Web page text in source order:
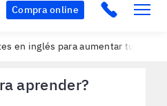
Compra online Click to
en inglés para aumentar tu
aprender?